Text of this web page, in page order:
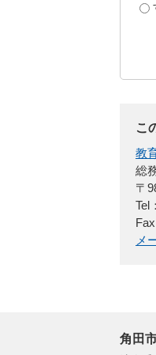
こ
教
総
〒
Tel
メ
角田